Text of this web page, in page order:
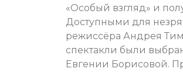
«Особый взгляд» и
Доступными для
режиссёра Андрея
спектакли были
Евгении Борисовой.